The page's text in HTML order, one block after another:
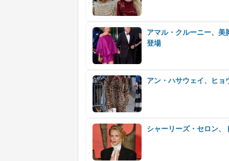
アマル・クルーニー、
登場
アン・ハサウェイ、ヒョ
シャーリーズ・セロン、